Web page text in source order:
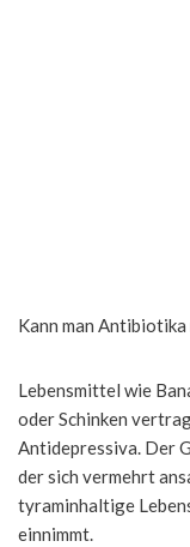
Kann man Antibiotika
Lebensmittel wie
oder Schinken
Antidepressiva. Der
der sich vermehrt
tyraminhaltige
einnimmt.